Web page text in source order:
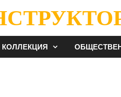
КОЛЛЕКЦИЯ